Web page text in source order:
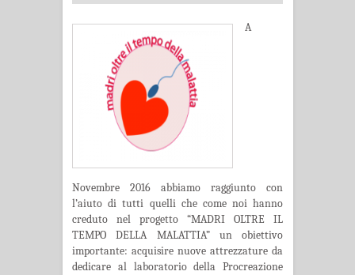
A
Novembre 2016 abbiamo raggiunto con
l’aiuto di tutti quelli che come noi hanno
creduto nel progetto “MADRI OLTRE IL
TEMPO DELLA MALATTIA” un obiettivo
importante: acquisire nuove attrezzature da
dedicare al laboratorio della Procreazione